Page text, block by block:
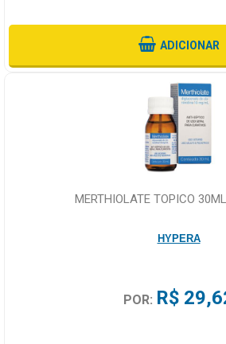
ADICIONAR
MERTHIOLATE TOPICO
HYPERA
POR: R$